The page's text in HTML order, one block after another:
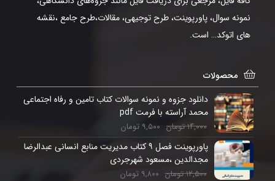
نمونه سوال، پاورپوینت، طرح توجیهی، مقالات،طرح جامع ،نقشه
های اتوکد… است.
محصولات
دانلود جزوه و نمونه سوالات کتاب تامین و رفاه اجتماعی
محمد آراسته با فرمت pdf
۱۴,۰۰۰تومان ۹,۵۰۰ تومان
پاورپوینت فصل ۹ کتاب مدیریت منابع انسانی عبدالرضا
مجدالدین ،مسعود شهرجردی
۱۲,۵۰۰تومان ۹,۸۰۰ تومان